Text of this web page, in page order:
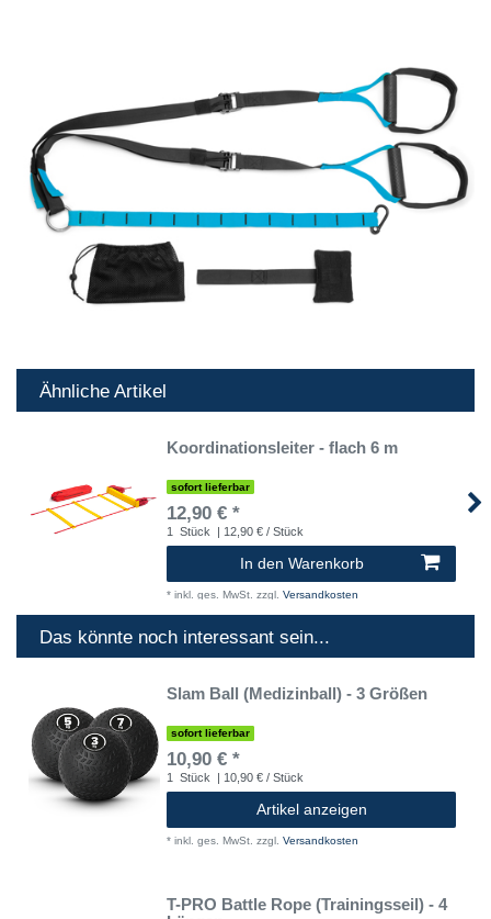
Ähnliche Artikel
Koordinationsleiter - flach 6 m
sofort lieferbar
12,90 € *
1 Stück | 12,90 € / Stück
In den Warenkorb
* inkl. ges. MwSt. zzgl. Versandkosten
Das könnte noch interessant sein...
Slam Ball (Medizinball) - 3 Größen
sofort lieferbar
10,90 € *
1 Stück | 10,90 € / Stück
Artikel anzeigen
* inkl. ges. MwSt. zzgl. Versandkosten
T-PRO Battle Rope (Trainingsseil) - 4